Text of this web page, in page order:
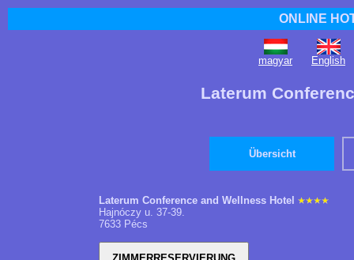
ONLINE
magyar English
Laterum
Übersicht
Laterum Conference and Wellness Hotel
Hajnóczy u. 37-39.
7633 Pécs